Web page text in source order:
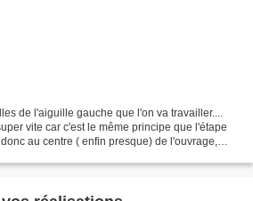
de l'aiguille gauche que l'on va travailler....
vite car c'est le même principe que l'étape
au centre ( enfin presque) de l'ouvrage,